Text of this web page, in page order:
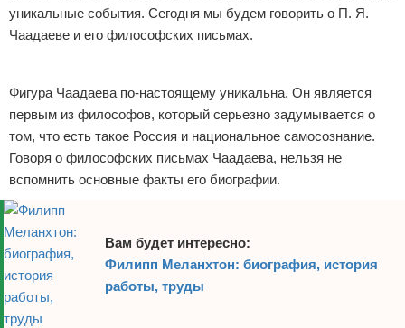
Разное
уникальные события. Сегодня мы будем говорить о П. Я.
Чаадаеве и его философских письмах.
Фигура Чаадаева по-настоящему уникальна. Он является
первым из философов, который серьезно задумывается о
том, что есть такое Россия и национальное самосознание.
Говоря о философских письмах Чаадаева, нельзя не
вспомнить основные факты его биографии.
Вам будет интересно:
Филипп Меланхтон: биография, история
работы, труды